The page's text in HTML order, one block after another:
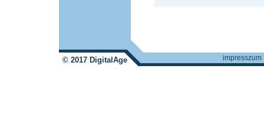
© 2017 DigitalAge impresszum